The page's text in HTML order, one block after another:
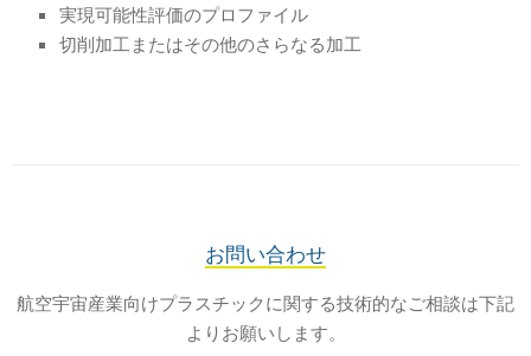
実現可能性評価のプロファイル
切削加工またはその他のさらなる加工
お問い合わせ
航空宇宙産業向けプラスチックに関する技術的なご相談は下記
よりお願いします。